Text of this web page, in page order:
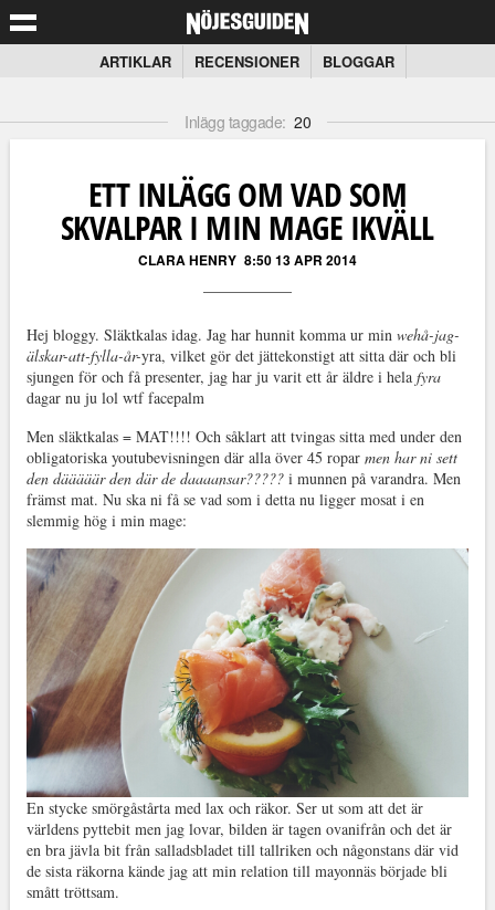
ARTIKLAR RECENSIONER BLOGGAR
Inlägg taggade: 20
ETT INLÄGG OM VAD SOM
SKVALPAR I MIN MAGE IKVÄLL
CLARA HENRY 8:50 13 APR 2014
Hej bloggy. Släktkalas idag. Jag har hunnit komma ur min wehå-jag-
älskar-att-fylla-år-yra, vilket gör det jättekonstigt att sitta där och bli
sjungen för och få presenter, jag har ju varit ett år äldre i hela fyra
dagar nu ju lol wtf facepalm
Men släktkalas = MAT!!!! Och såklart att tvingas sitta med under den
obligatoriska youtubevisningen där alla över 45 ropar men har ni sett
den dääääär den där de daaaansar????? i munnen på varandra. Men
främst mat. Nu ska ni få se vad som i detta nu ligger mosat i en
slemmig hög i min mage:
En stycke smörgåstårta med lax och räkor. Ser ut som att det är
världens pyttebit men jag lovar, bilden är tagen ovanifrån och det är
en bra jävla bit från salladsbladet till tallriken och någonstans där vid
de sista räkorna kände jag att min relation till mayonnäs började bli
smått tröttsam.